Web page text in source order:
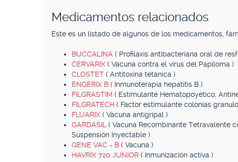
Medicamentos relacionados
Este es un listado de algunos de los medicamentos,
BUCCALINA ( Profilaxis antibacteriana oral de
CERVARIX ( Vacuna contra el virus del Papiloma )
CLOSTET ( Antitoxina tetánica )
ENGERIX B ( Inmunoterapia hepatitis B )
FILGRASTIM ( Estimulante Hematopoyético,
FILGRATECH ( Factor estimulante colonias
FLUARIX ( Vacuna antigripal )
GARDASIL ( Vacuna Recombinante Tetravalente
Suspensión Inyectable )
GENE VAC - B ( Vacuna )
HAVRIX 720 JUNIOR ( Inmunización activa )